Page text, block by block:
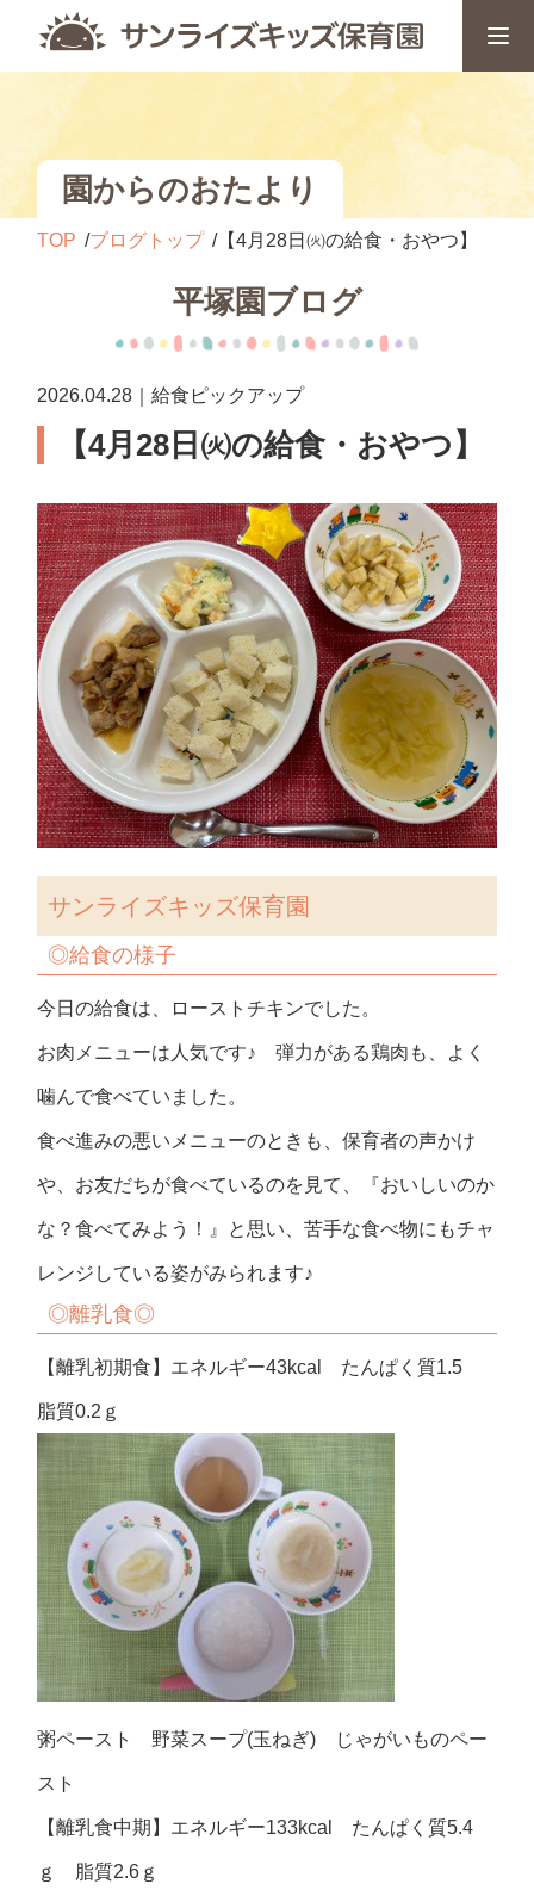
園からのおたより
TOP ブログトップ 【4月28日㈫の給食・おやつ】
平塚園ブログ
2026.04.28｜給食ピックアップ
【4月28日㈫の給食・おやつ】
サンライズキッズ保育園
◎給食の様子
今日の給食は、ローストチキンでした。
お肉メニューは人気です♪ 弾力がある鶏肉も、よく
噛んで食べていました。
食べ進みの悪いメニューのときも、保育者の声かけ
や、お友だちが食べているのを見て、『おいしいのか
な？食べてみよう！』と思い、苦手な食べ物にもチャ
レンジしている姿がみられます♪
◎離乳食◎
【離乳初期食】エネルギー43kcal たんぱく質1.5
脂質0.2ｇ
粥ペースト 野菜スープ(玉ねぎ) じゃがいものペー
スト
【離乳食中期】エネルギー133kcal たんぱく質5.4
ｇ 脂質2.6ｇ